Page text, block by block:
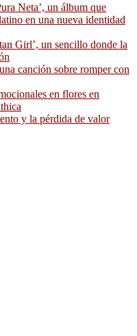
Neta’, un álbum que
en una nueva identidad
Girl’, un sencillo donde la
canción sobre romper con
en flores en
y la pérdida de valor